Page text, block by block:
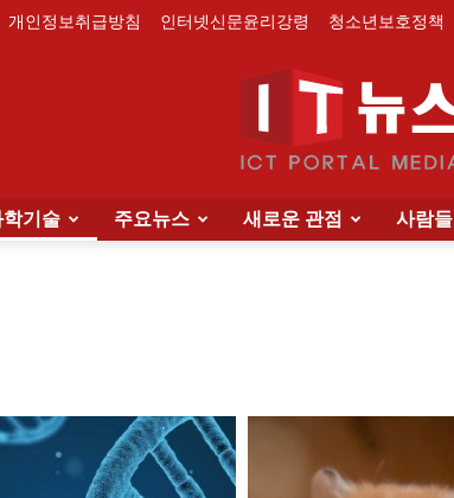
개인정보취급방침 인터넷신문윤리강령 청소년보호정책
학기술 주요뉴스 새로운 관점 사람들